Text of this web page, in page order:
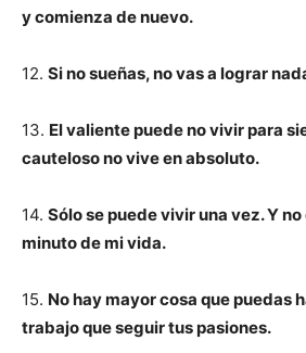
y comienza de nuevo.
12. Si no sueñas, no vas a lograr
13. El valiente puede no vivir para
cauteloso no vive en absoluto.
14. Sólo se puede vivir una vez. Y
minuto de mi vida.
15. No hay mayor cosa que puedas
trabajo que seguir tus pasiones.